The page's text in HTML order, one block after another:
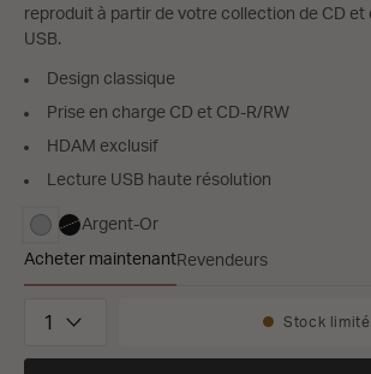
reproduit à partir de votre collection de CD et
USB.
Design classique
Prise en charge CD et CD-R/RW
HDAM exclusif
Lecture USB haute résolution
sélectionné
Argent-Or
Acheter maintenantRevendeurs
Stock limité